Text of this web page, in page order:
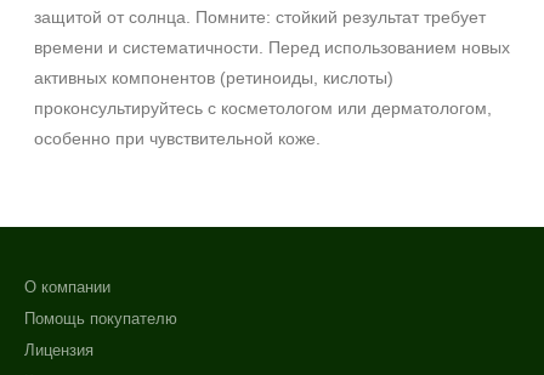
защитой от солнца. Помните: стойкий результат требует
времени и систематичности. Перед использованием новых
активных компонентов (ретиноиды, кислоты)
проконсультируйтесь с косметологом или дерматологом,
особенно при чувствительной коже.
О компании
Помощь покупателю
Лицензия